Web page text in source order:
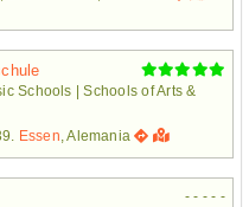
Schools | Schools of Arts &
Essen , Alemania
- - - - -